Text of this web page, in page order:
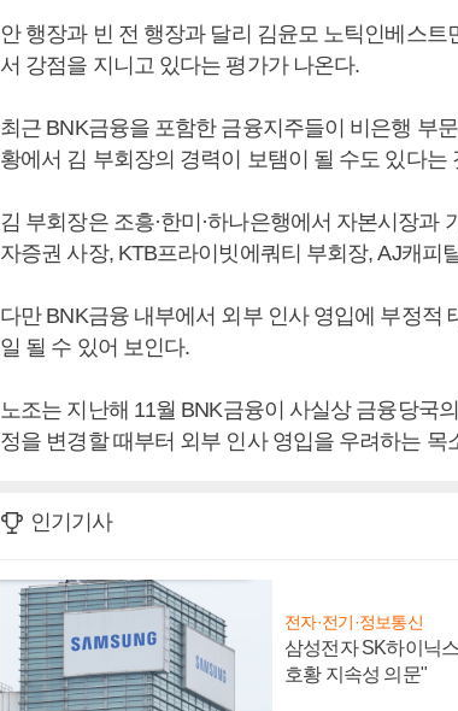
안 행장과 빈 전 행장과 달리 김윤모 노틱인베스트
서 강점을 지니고 있다는 평가가 나온다.
최근 BNK금융을 포함한 금융지주들이 비은행 부
황에서 김 부회장의 경력이 보탬이 될 수도 있다는
김 부회장은 조흥·한미·하나은행에서 자본시장과
자증권 사장, KTB프라이빗에쿼티 부회장, AJ캐피
다만 BNK금융 내부에서 외부 인사 영입에 부정적
일 될 수 있어 보인다.
노조는 지난해 11월 BNK금융이 사실상 금융당국
정을 변경할 때부터 외부 인사 영입을 우려하는 목
인기기사
전자·전기·정보통신
삼성전자 SK하이닉
호황 지속성 의문"